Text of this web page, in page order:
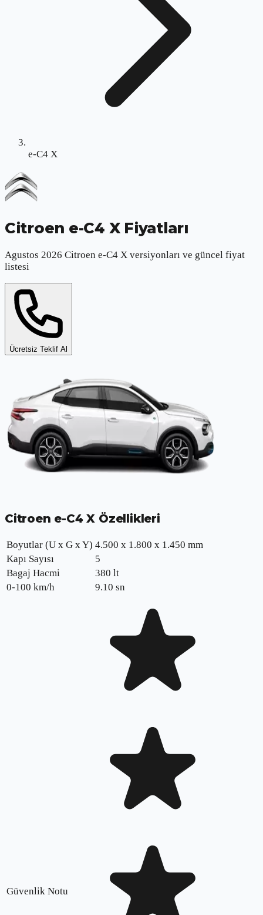
e-C4 X
Citroen e-C4 X Fiyatları
Agustos 2026 Citroen e-C4 X versiyonları ve güncel fiyat
listesi
Ücretsiz Teklif Al
Citroen e-C4 X Özellikleri
Boyutlar (U x G x Y) 4.500 x 1.800 x 1.450 mm
Kapı Sayısı
5
Bagaj Hacmi
380 lt
0-100 km/h
9.10 sn
Güvenlik Notu